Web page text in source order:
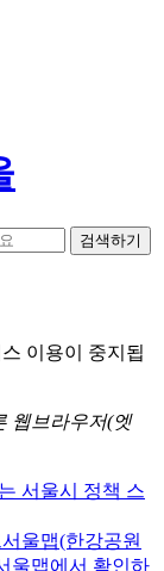
검색하기
이용이 중지됩
웹브라우저(엣